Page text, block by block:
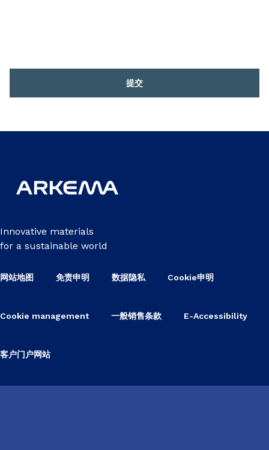
提交
Innovative materials
for a sustainable world
网站地图 免责申明 数据隐私 Cookie申明
Cookie management 一般销售条款 E-Accessibility
客户门户网站